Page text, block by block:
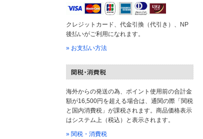
クレジットカード、代金引換（代引き）、NP
後払いがご利用になれます。
» お支払い方法
海外からの発送の為、ポイント使用前の合計金
額が16,500円を超える場合は、通関の際「関税
と国内消費税」が課税されます。商品価格表示
はシステム上（税込）と表示されます。
» 関税・消費税